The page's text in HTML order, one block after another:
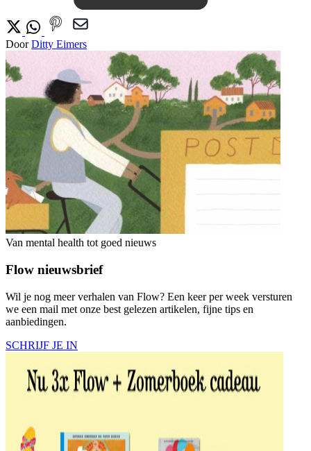
Door Ditty Eimers
Van mental health tot goed nieuws
Flow nieuwsbrief
Wil je nog meer verhalen van Flow? Een keer per week versturen
we een mail met onze best gelezen artikelen, fijne tips en
aanbiedingen.
SCHRIJF JE IN